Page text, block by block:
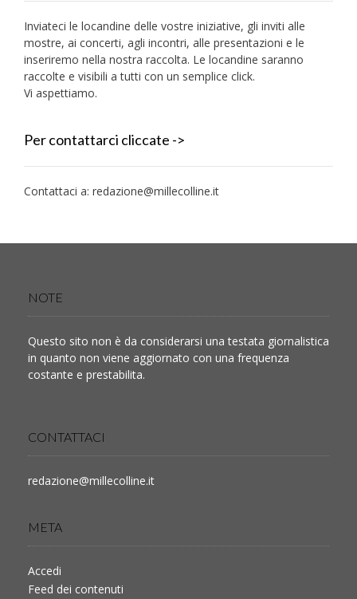
Inviateci le locandine delle vostre iniziative, gli inviti alle
mostre, ai concerti, agli incontri, alle presentazioni e le
inseriremo nella nostra raccolta. Le locandine saranno
raccolte e visibili a tutti con un semplice click.
Vi aspettiamo.
Per contattarci cliccate ->
Contattaci a: redazione@millecolline.it
NOTE
Questo sito non è da considerarsi una testata giornalistica
in quanto non viene aggiornato con una frequenza
costante e prestabilita.
CONTATTACI
redazione@millecolline.it
META
Accedi
Feed dei contenuti